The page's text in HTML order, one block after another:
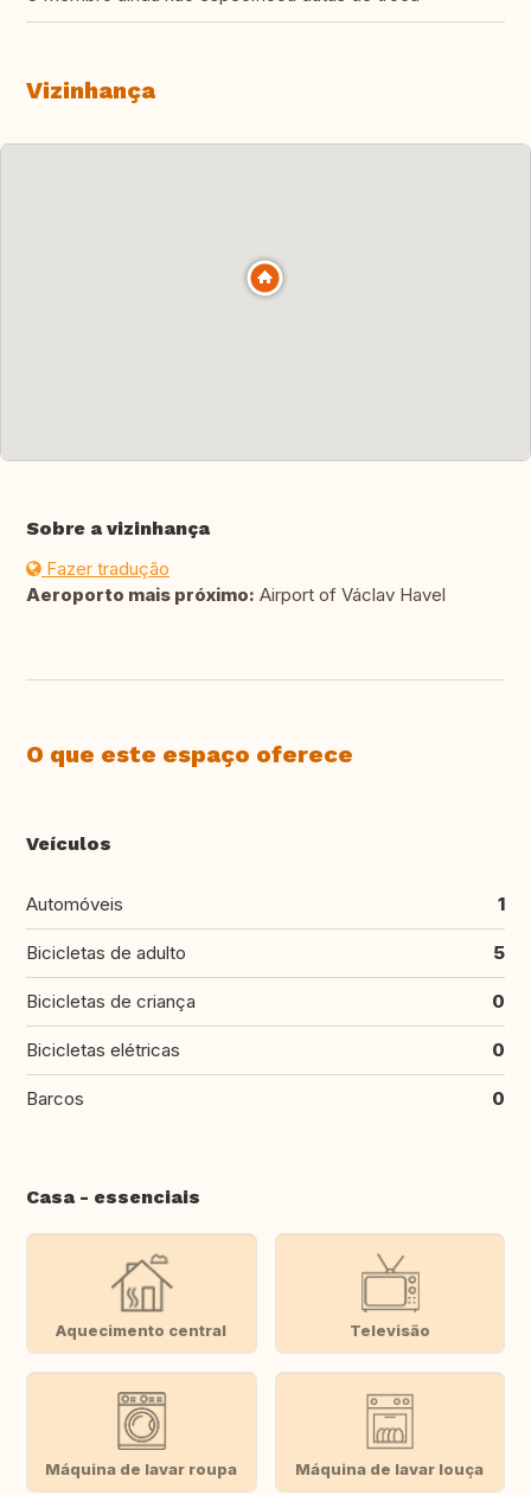
Vizinhança
Sobre a vizinhança
Fazer tradução
Aeroporto mais próximo: Airport of Václav Havel
O que este espaço oferece
Veículos
Automóveis 1
Bicicletas de adulto 5
Bicicletas de criança 0
Bicicletas elétricas 0
Barcos 0
Casa - essenciais
Aquecimento central Televisão
Máquina de lavar roupa Máquina de lavar louça